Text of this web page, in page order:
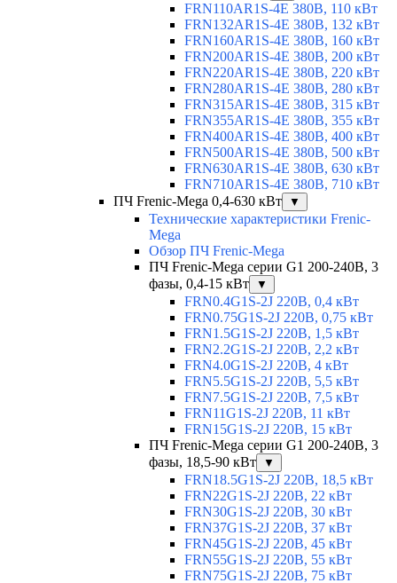
FRN110AR1S-4E 380В, 110 кВт
FRN132AR1S-4E 380В, 132 кВт
FRN160AR1S-4E 380В, 160 кВт
FRN200AR1S-4E 380В, 200 кВт
FRN220AR1S-4E 380В, 220 кВт
FRN280AR1S-4E 380В, 280 кВт
FRN315AR1S-4E 380В, 315 кВт
FRN355AR1S-4E 380В, 355 кВт
FRN400AR1S-4E 380В, 400 кВт
FRN500AR1S-4E 380В, 500 кВт
FRN630AR1S-4E 380В, 630 кВт
FRN710AR1S-4E 380В, 710 кВт
ПЧ Frenic-Mega 0,4-630 кВт
▼
Технические характеристики Frenic-
Mega
Обзор ПЧ Frenic-Mega
ПЧ Frenic-Mega серии G1 200-240В, 3
фазы, 0,4-15 кВт
▼
FRN0.4G1S-2J 220В, 0,4 кВт
FRN0.75G1S-2J 220В, 0,75 кВт
FRN1.5G1S-2J 220В, 1,5 кВт
FRN2.2G1S-2J 220В, 2,2 кВт
FRN4.0G1S-2J 220В, 4 кВт
FRN5.5G1S-2J 220В, 5,5 кВт
FRN7.5G1S-2J 220В, 7,5 кВт
FRN11G1S-2J 220В, 11 кВт
FRN15G1S-2J 220В, 15 кВт
ПЧ Frenic-Mega серии G1 200-240В, 3
фазы, 18,5-90 кВт
▼
FRN18.5G1S-2J 220В, 18,5 кВт
FRN22G1S-2J 220В, 22 кВт
FRN30G1S-2J 220В, 30 кВт
FRN37G1S-2J 220В, 37 кВт
FRN45G1S-2J 220В, 45 кВт
FRN55G1S-2J 220В, 55 кВт
FRN75G1S-2J 220В, 75 кВт